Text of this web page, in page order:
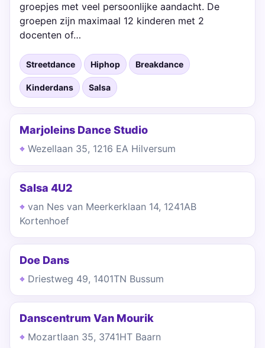
groepjes met veel persoonlijke aandacht. De
groepen zijn maximaal 12 kinderen met 2
docenten of…
Streetdance Hiphop Breakdance
Kinderdans Salsa
Marjoleins Dance Studio
Wezellaan 35, 1216 EA Hilversum
Salsa 4U2
van Nes van Meerkerklaan 14, 1241AB
Kortenhoef
Doe Dans
Driestweg 49, 1401TN Bussum
Danscentrum Van Mourik
Mozartlaan 35, 3741HT Baarn